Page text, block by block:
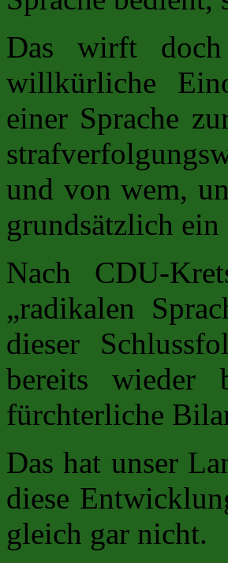
Das wirft
willkürliche
einer Sprache
und von wem,
grundsätzlich
Nach CDU-
„radikalen
dieser
bereits wieder
fürchterliche
Das hat unser
diese
gleich gar nicht.